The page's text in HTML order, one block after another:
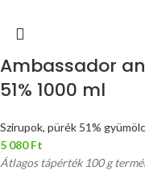
Ambassador
51% 1000 ml
Szirupok, pürék 51%
5 080Ft
Átlagos tápérték 100 g